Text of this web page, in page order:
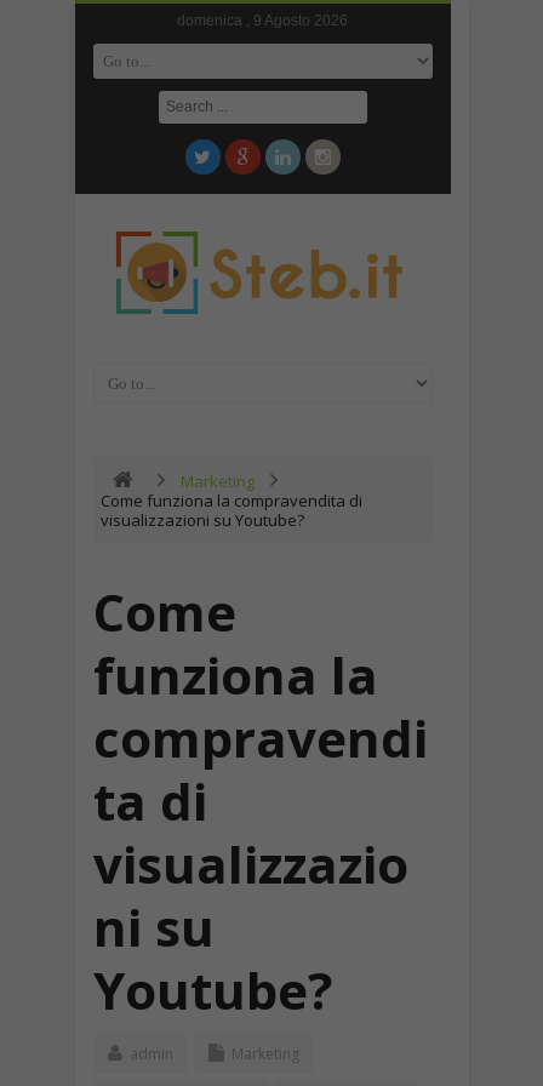
domenica , 9 Agosto 2026
Marketing
Come funziona la compravendita di
visualizzazioni su Youtube?
Come
funziona la
compravendi
ta di
visualizzazio
ni su
Youtube?
admin Marketing